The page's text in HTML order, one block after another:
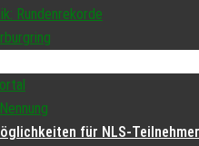
Rundenrekorde
für NLS-Teilnehmer